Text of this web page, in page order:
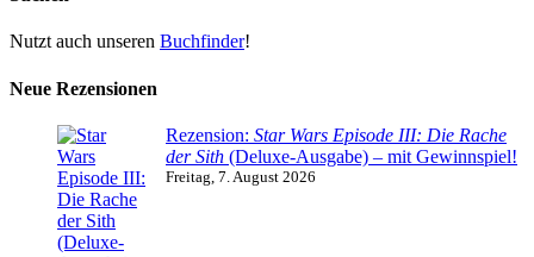
Nutzt auch unseren Buchfinder!
Neue Rezensionen
Rezension: Star Wars Episode III: Die Rache
der Sith (Deluxe-Ausgabe) – mit Gewinnspiel!
Freitag, 7. August 2026